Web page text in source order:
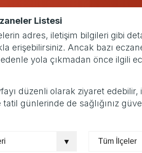
Listesi
adres, iletişim bilgileri gibi
erişebilirsiniz. Ancak bazı
yola çıkmadan önce ilgili
düzenli olarak ziyaret
günlerinde de sağlığınız